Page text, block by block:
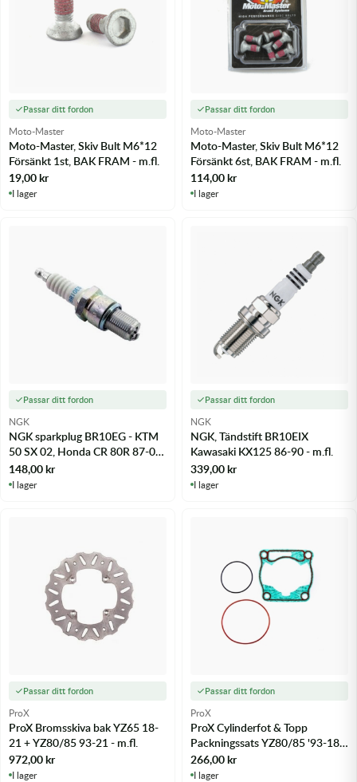
Passar ditt fordon
Moto-Master
Moto-Master, Skiv Bult M6*12
Försänkt 1st, BAK FRAM - m.fl.
19,00kr
I lager
Passar ditt fordon
Moto-Master
Moto-Master, Skiv Bult M6*12
Försänkt 6st, BAK FRAM - m.fl.
114,00kr
I lager
Passar ditt fordon
NGK
NGK sparkplug BR10EG - KTM
50 SX 02, Honda CR 80R 87-02
m.fl.
148,00kr
I lager
Passar ditt fordon
NGK
NGK, Tändstift BR10EIX
Kawasaki KX125 86-90 - m.fl.
339,00kr
I lager
Passar ditt fordon
ProX
ProX Bromsskiva bak YZ65 18-
21 + YZ80/85 93-21 - m.fl.
972,00kr
I lager
Passar ditt fordon
ProX
ProX Cylinderfot & Topp
Packningssats YZ80/85 '93-18 -
m.fl.
266,00kr
I lager